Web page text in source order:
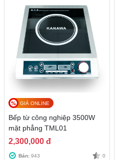
GIÁ ONLINE
Bếp từ công nghiệp 3500W
mặt phẳng TML01
2,300,000 đ
Bán: 943 0